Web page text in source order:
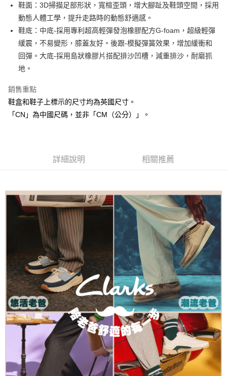
玉山商業銀行
星展（台灣）商業銀行
台新國際商業銀行
中國信託商業銀行
台灣樂天信用卡公司
便利好安心！
１．簡單：不需註冊會員、不需綁卡、不需儲值。
２．便利：只要手機號碼，簡訊認證，即可結帳。
３．安心：先確認商品／服務後，再付款。
１．於結帳方式選擇「AFTEE先享後付」後，將跳轉至「AFTEE先享後付」
結帳頁面，進行簡訊認證並確認金額後，即可完成結帳。
３．收到繳費通知簡訊後14天內，點擊此簡訊中的連結，可透過四大超商／
※ 請注意：結帳手續完成當下不需立刻繳費，但若您需要取消訂單，請聯絡
購買商品的店家。未經商家同意取消之訂單仍視為有效，需透過AFTEE先享
權轉讓予恩沛科技股份有限公司。
２．關於個人資料處理事宜，請瀏覽以下網址：
https://aftee.tw/terms/#terms3
３．未成年的使用者請事先徵得法定代理人或監護人之同意方可使用
「AFTEE先享後付」，若未經同意申辦者引起之損失，本公司不負相關責
４．使用「AFTEE先享後付」時，將依據個別帳號之用戶狀況，依本公司即
時審查核予不同之上限額度；若仍有額度不足之情形，本公司將視審查結果
請求用戶進行身份認證。
５．嚴禁一人註冊多個帳號或使用他人資訊註冊。若發現惡意使用之情形，
恩沛科技股份有限公司將有權停止該用戶之使用額度並採取法律行動。
運送方式
付款後全家取貨
每筆NT$80，滿NT$1,000(含以上)免運費
付款後萊爾富取貨
付款後7-11取貨
每筆NT$80，滿NT$1,000(含以上)免運費
鞋面：3D掃描足部形狀，寬楦歪頭，增大腳趾及鞋頭空間，採用
動態人體工學，提升走路時的動態舒適感。
鞋底：中底-採用專利超高輕彈發泡橡膠配方G-foam，超級輕彈
緩震，不易變形，膝蓋友好。後跟-模擬彈簧效果，增加緩衝和
回彈。大底-採用島狀橡膠片搭配排沙凹槽，減重排沙，耐磨抓
地。
銷售重點
鞋盒和鞋子上標示的尺寸均為英國尺寸。
「CN」為中國尺碼，並非「CM（公分）」。
詳細說明 相關推薦